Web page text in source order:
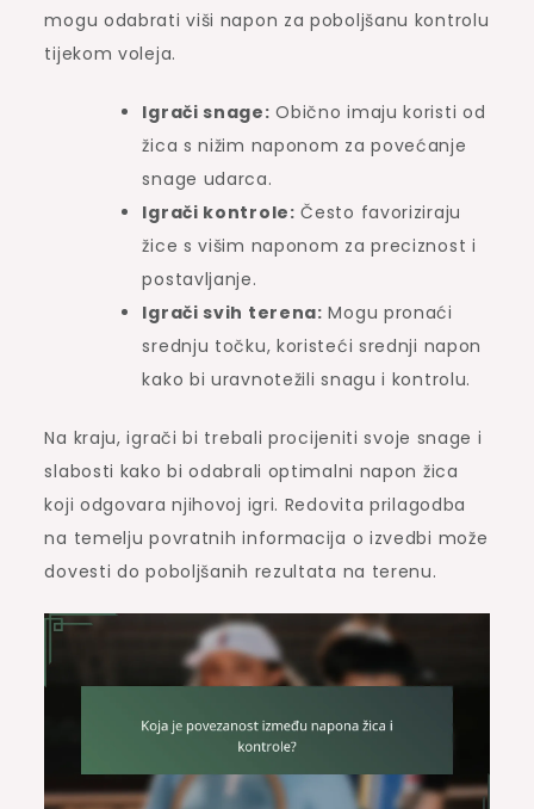
mogu odabrati viši napon za poboljšanu kontrolu
tijekom voleja.
Igrači snage: Obično imaju koristi od
žica s nižim naponom za povećanje
snage udarca.
Igrači kontrole: Često favoriziraju
žice s višim naponom za preciznost i
postavljanje.
Igrači svih terena: Mogu pronaći
srednju točku, koristeći srednji napon
kako bi uravnotežili snagu i kontrolu.
Na kraju, igrači bi trebali procijeniti svoje snage i
slabosti kako bi odabrali optimalni napon žica
koji odgovara njihovoj igri. Redovita prilagodba
na temelju povratnih informacija o izvedbi može
dovesti do poboljšanih rezultata na terenu.